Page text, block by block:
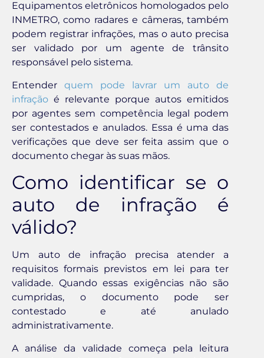
Equipamentos eletrônicos homologados pelo
INMETRO, como radares e câmeras, também
podem registrar infrações, mas o auto precisa
ser validado por um agente de trânsito
responsável pelo sistema.
Entender quem pode lavrar um auto de
infração é relevante porque autos emitidos
por agentes sem competência legal podem
ser contestados e anulados. Essa é uma das
verificações que deve ser feita assim que o
documento chegar às suas mãos.
Como identificar se o
auto de infração é
válido?
Um auto de infração precisa atender a
requisitos formais previstos em lei para ter
validade. Quando essas exigências não são
cumpridas, o documento pode ser
contestado e até anulado
administrativamente.
A análise da validade começa pela leitura